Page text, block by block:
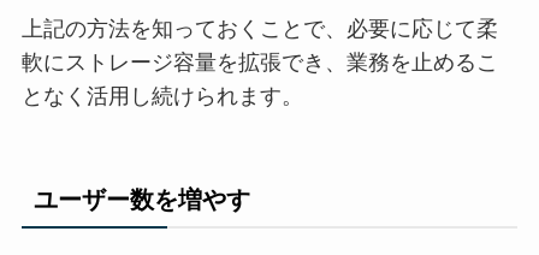
上記の方法を知っておくことで、必要に応じて柔
軟にストレージ容量を拡張でき、業務を止めるこ
となく活用し続けられます。
ユーザー数を増やす